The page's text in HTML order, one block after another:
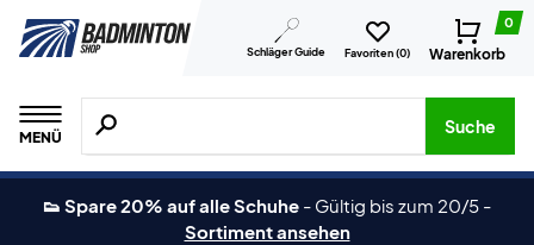
Schläger Guide Favoriten (0)
0
Warenkorb
MENÜ
Suche nach Produkten, Marken usw.
Suche
👟 Spare 20% auf alle Schuhe - Gültig bis zum 20/5 -
Sortiment ansehen